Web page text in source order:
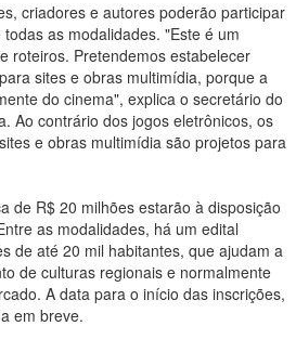
criadores e autores poderão participar
as modalidades. "Este é um
roteiros. Pretendemos estabelecer
sites e obras multimídia, porque a
do cinema", explica o secretário do
Ao contrário dos jogos eletrônicos, os
e obras multimídia são projetos para
de R$ 20 milhões estarão à disposição
as modalidades, há um edital
de até 20 mil habitantes, que ajudam a
de culturas regionais e normalmente
A data para o início das inscrições,
em breve.